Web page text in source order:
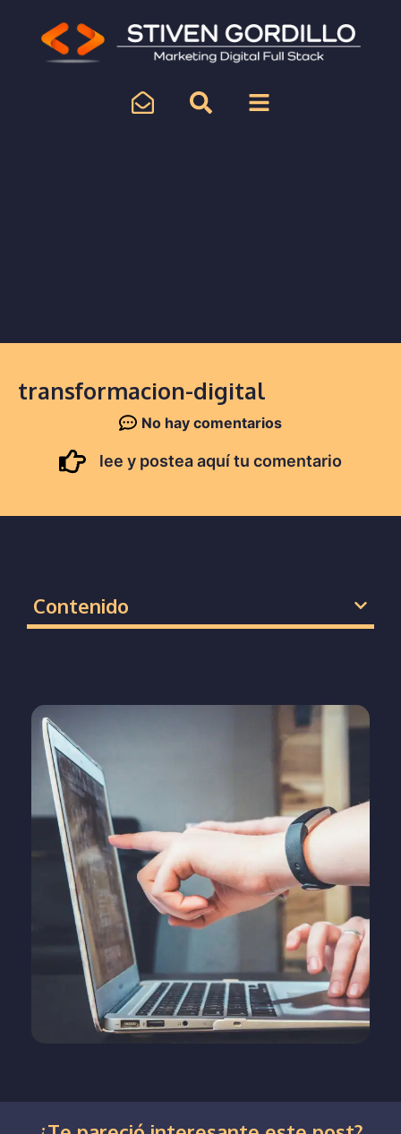
transformacion-digital
No hay comentarios
lee y postea aquí tu comentario
Contenido